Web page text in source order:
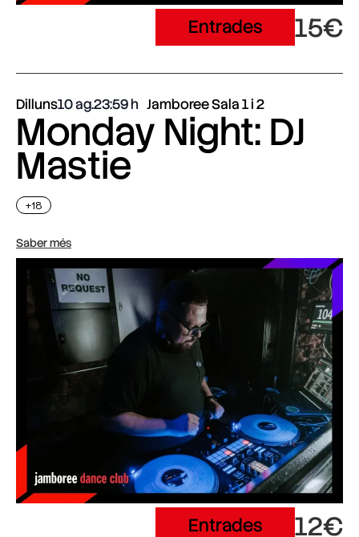
Entrades 15€
Dilluns10 ag.23:59 Jamboree Sala 1 i 2
Monday Night: DJ
Mastie
+18
Saber més
Entrades 12€